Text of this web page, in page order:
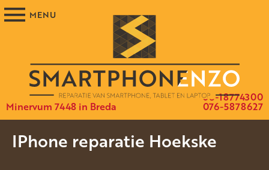
Minervum 7448 in Breda 076-5878627
06-18774300
IPhone reparatie Hoekske